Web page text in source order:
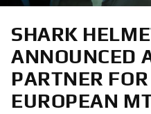
SHARK
ANNOUNCED
PARTNER
EUROPEAN